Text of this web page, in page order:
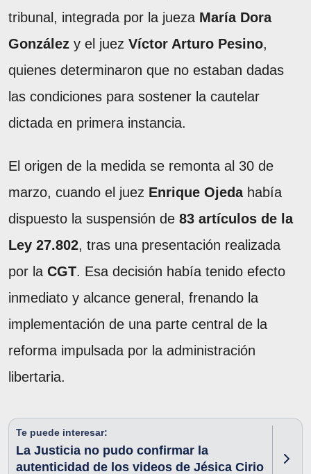
tribunal, integrada por la jueza María Dora
González y el juez Víctor Arturo Pesino,
quienes determinaron que no estaban dadas
las condiciones para sostener la cautelar
dictada en primera instancia.
El origen de la medida se remonta al 30 de
marzo, cuando el juez Enrique Ojedahabía
dispuesto la suspensión de 83 artículos de la
Ley 27.802, tras una presentación realizada
por la CGT. Esa decisión había tenido efecto
inmediato y alcance general, frenando la
implementación de una parte central de la
reforma impulsada por la administración
libertaria.
Te puede interesar:
La Justicia no pudo confirmar la
autenticidad de los videos de Jésica Cirio